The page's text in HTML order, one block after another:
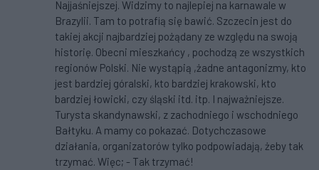
Najjaśniejszej. Widzimy to najlepiej na karnawale w
Brazylii. Tam to potrafią się bawić. Szczecin jest do
takiej akcji najbardziej pożądany ze względu na swoją
historię. Obecni mieszkańcy , pochodzą ze wszystkich
regionów Polski. Nie wystąpią ,żadne antagonizmy, kto
jest bardziej góralski, kto bardziej krakowski, kto
bardziej łowicki, czy śląski itd. itp. I najważniejsze.
Turysta skandynawski, z zachodniego i wschodniego
Bałtyku. A mamy co pokazać. Dotychczasowe
działania, organizatorów tylko podpowiadają, żeby tak
trzymać. Więc; - Tak trzymać!